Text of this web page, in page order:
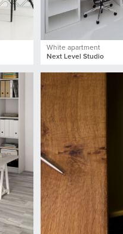
White apartment
Next Level Studio